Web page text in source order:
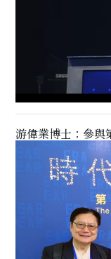
游偉業博士：參與